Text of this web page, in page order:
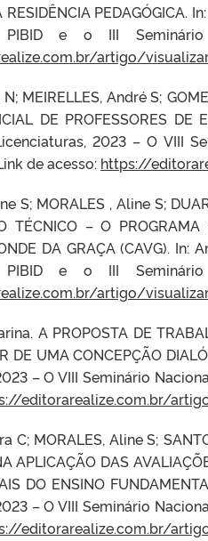
PEDAGÓGICA.
e o III Seminário
artigo/
MEIRELLES, André S;
DE PROFESSORES DE
2023 –O VIII
de acesso: https://
S; MORALES , Aline S;
TÉCNICO – O
DA GRAÇA (CAVG).
e o III Seminário
artigo/
A PROPOSTA DE
DE UMA CONCEPÇÃO
–O VIII Seminário
editorarealize.com.br/
C; MORALES, Aline S;
APLICAÇÃO DAS
DO ENSINO
–O VIII Seminário
editorarealize.com.br/